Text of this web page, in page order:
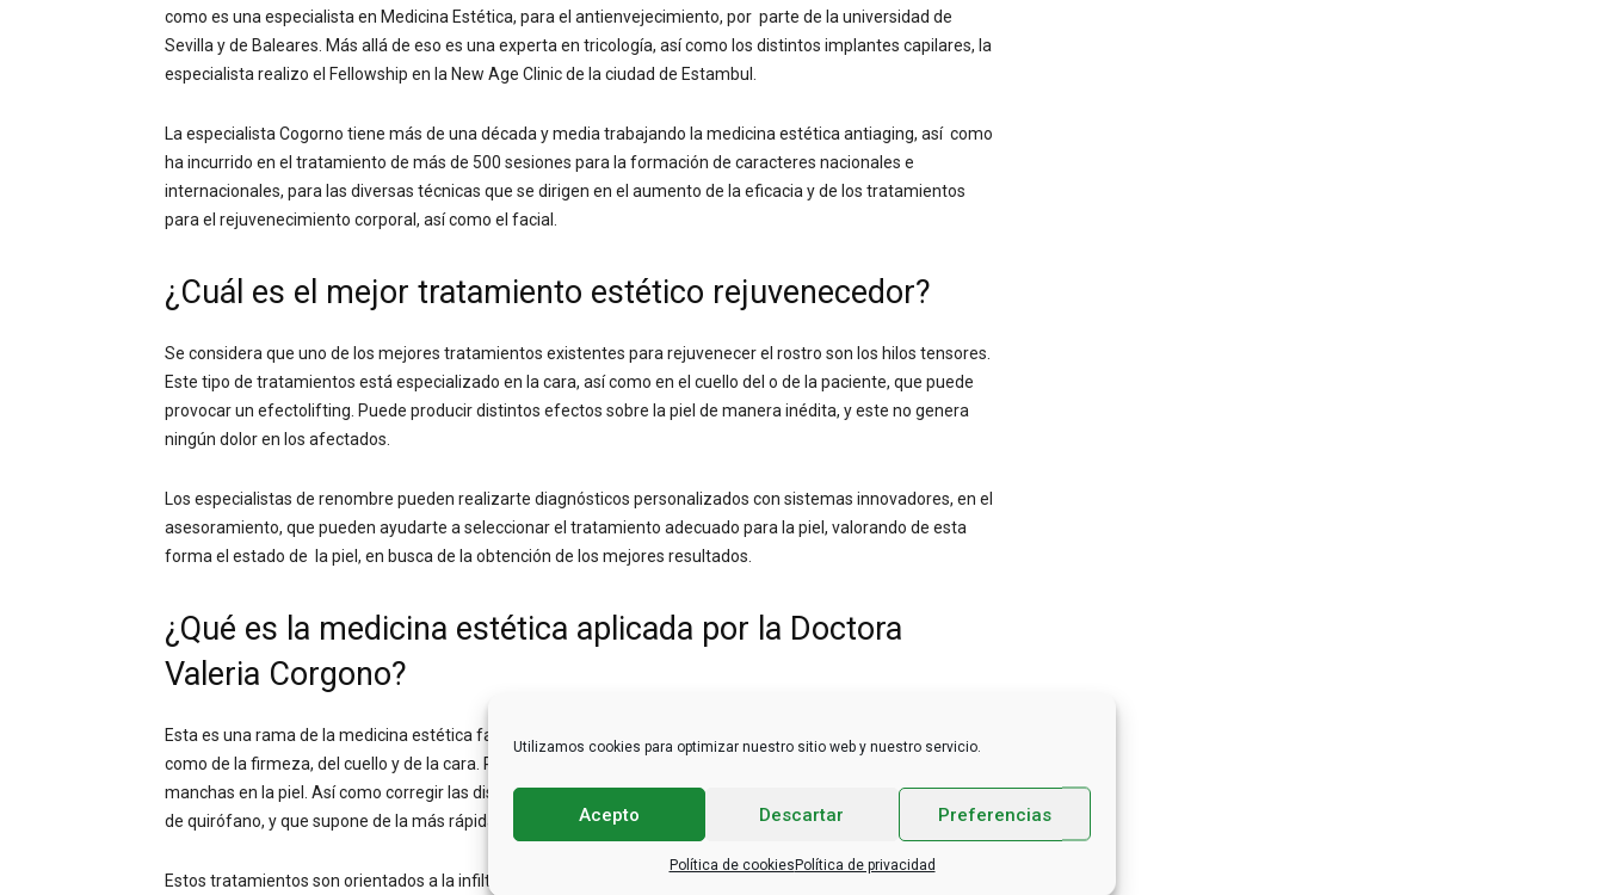
Utilizamos cookies para optimizar nuestro sitio web y nuestro servicio.
Acepto Descartar Preferencias
Política de cookiesPolítica de privacidad
como es una especialista en Medicina Estética, para el antienvejecimiento, por parte de la universidad de
Sevilla y de Baleares. Más allá de eso es una experta en tricología, así como los distintos implantes capilares, la
especialista realizo el Fellowship en la New Age Clinic de la ciudad de Estambul.
La especialista Cogorno tiene más de una década y media trabajando la medicina estética antiaging, así como
ha incurrido en el tratamiento de más de 500 sesiones para la formación de caracteres nacionales e
internacionales, para las diversas técnicas que se dirigen en el aumento de la eficacia y de los tratamientos
para el rejuvenecimiento corporal, así como el facial.
¿Cuál es el mejor tratamiento estético rejuvenecedor?
Se considera que uno de los mejores tratamientos existentes para rejuvenecer el rostro son los hilos tensores.
Este tipo de tratamientos está especializado en la cara, así como en el cuello del o de la paciente, que puede
provocar un efectolifting. Puede producir distintos efectos sobre la piel de manera inédita, y este no genera
ningún dolor en los afectados.
Los especialistas de renombre pueden realizarte diagnósticos personalizados con sistemas innovadores, en el
asesoramiento, que pueden ayudarte a seleccionar el tratamiento adecuado para la piel, valorando de esta
forma el estado de la piel, en busca de la obtención de los mejores resultados.
¿Qué es la medicina estética aplicada por la Doctora
Valeria Corgono?
Esta es una rama de la medicina estética facial que está centrada alrededor del rejuvenecimiento de la piel, así
como de la firmeza, del cuello y de la cara. Pueden reducir los distintos signos de la edad en el cuello y las
manchas en la piel. Así como corregir las distintas arrugas. Este es un estilo de medicina que no va a necesitar
de quirófano, y que supone de la más rápida recuperación.
Estos tratamientos son orientados a la infiltración de pequeñas inyecciones de sustancias, cómo los